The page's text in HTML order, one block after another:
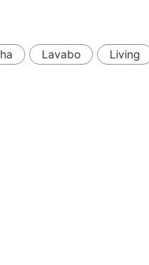
Lavabo Living